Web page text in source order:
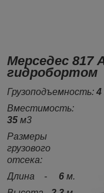
Мерседес 817
гидробортом
Грузоподъемность: 4
Вместимость:
35 м3
Размеры
грузового
отсека:
Длина - 6 м.